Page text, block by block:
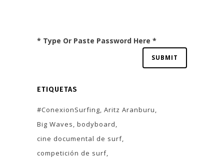
* Type Or Paste Password Here *
ETIQUETAS
#ConexionSurfing Aritz Aranburu
Big Waves bodyboard
cine documental de surf
competición de surf